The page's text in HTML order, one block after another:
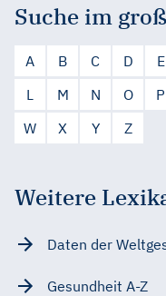
Suche im
A B C D E
L
M N O P
W
X Y Z
Weitere
Daten der
Gesundheit A-Z